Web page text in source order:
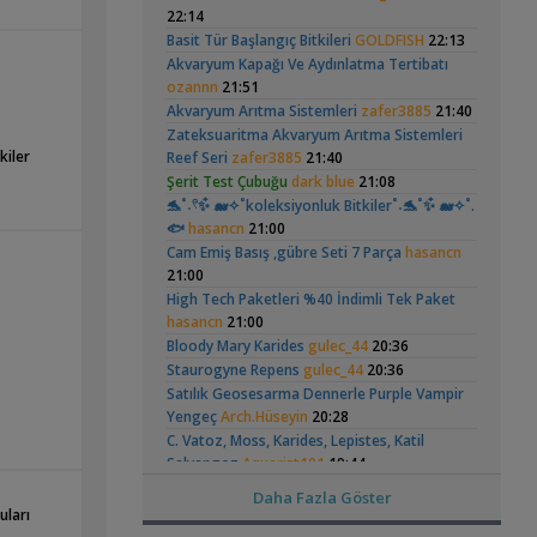
Çalışıyor
Yeni Üye Forumu
Karides Akvaryumu: Karideslerim
Ölüyor ugurbaran
Yeni Üye Forumu
Beta Balığında İdeal Damızlık Yaşı Kaç
Aydır? Ygghjh,17:23
Yeni Üye Forumu
Filtre ÖnerisiSemihDinçer,17:17
Yeni Üye Forumu
Tek Co2 Tüpü Aynı Anda 2 Akvaryumda
Kullanılır Mı?
Işık CO2 ve Ekipmanlar
Klorlu Suya Girmiş Pipo Filtre
02:22
Filtreleme Seçenekleri
Akvaryum Daki Beyaz İnce Solucanlar
Ahmet53,23:56
Yeni Üye Forumu
Aquasphere Tr Youtube Kanalı
Akvaryum Dünyasından Haberler
Vahşi Beta Ve Labirentli Hobicileri,
Yavruları
Betta Antuta
Ramshorn Hakkında
Her Şey
Elma Salyangozu
Güncel
Leonardit Zeminli
Akvaryum Kurulumu
Neon Tetra(123)
(rhizophora Mangle)
22:14
Basit Tür Başlangıç Bitkileri GOLDFISH 22:13
Akvaryum Kapağı Ve Aydınlatma Tertibatı
ozannn 21:51
Akvaryum Arıtma Sistemleri zafer3885 21:40
Zateksuaritma Akvaryum Arıtma Sistemleri
Reef Seri zafer3885 21:40
Şerit Test Çubuğu dark blue 21:08
🐬˚˖𓍢✨໋ 🐋✧˚koleksiyonluk Bitkiler˚˖🐬˚✨໋ 🐋✧˚.
🐟 hasancn 21:00
Cam Emiş Basış ,gübre Seti 7 Parça hasancn
21:00
High Tech Paketleri %40 İndimli Tek Paket
hasancn 21:00
Bloody Mary Karides gulec_44 20:36
Staurogyne Repens gulec_44 20:36
Satılık Geosesarma Dennerle Purple Vampir
Yengeç Arch.Hüseyin 20:28
C. Vatoz, Moss, Karides, Lepistes, Katil
Salyangoz Aquarist101 19:44
Toplu Satış Karışık Malzemeler Uyguna
Aquarist101 19:44
Daha Fazla Göster